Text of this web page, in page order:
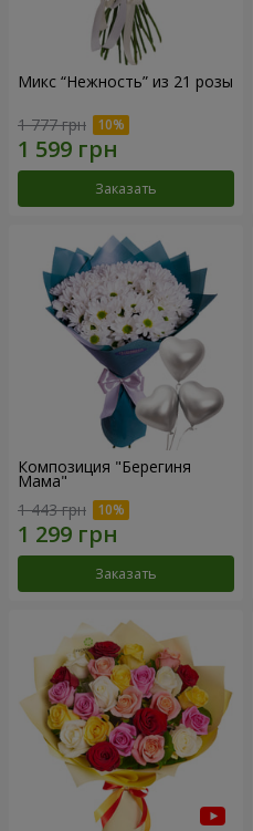
Микс “Нежность” из 21 розы
1 777 грн
Заказать
Композиция "Берегиня
Мама"
1 443 грн
Заказать